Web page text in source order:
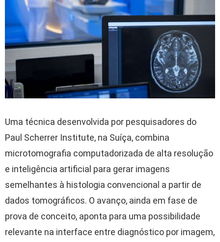
Uma técnica desenvolvida por pesquisadores do
Paul Scherrer Institute, na Suíça, combina
microtomografia computadorizada de alta resolução
e inteligência artificial para gerar imagens
semelhantes à histologia convencional a partir de
dados tomográficos. O avanço, ainda em fase de
prova de conceito, aponta para uma possibilidade
relevante na interface entre diagnóstico por imagem,